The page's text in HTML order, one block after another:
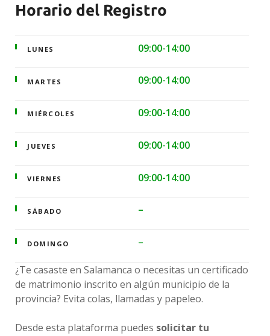
Horario del Registro
LUNES 09:00-14:00
MARTES 09:00-14:00
MIÉRCOLES 09:00-14:00
JUEVES 09:00-14:00
VIERNES 09:00-14:00
SÁBADO –
DOMINGO –
¿Te casaste en Salamanca o necesitas un certificado
de matrimonio inscrito en algún municipio de la
provincia? Evita colas, llamadas y papeleo.
Desde esta plataforma puedes solicitar tu